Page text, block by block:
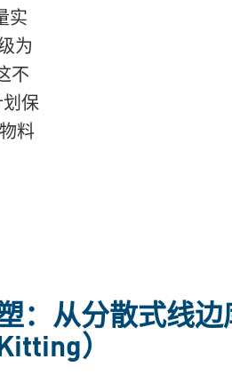
实
为
不
保
料
：从分散式线边
）